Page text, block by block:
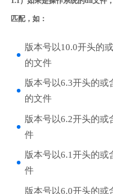
匹配，如：
版本号以10.0开头的
的文件
版本号以6.3开头的或
的文件
版本号以6.2开头的或
件
版本号以6.1开头的或
件
版本号以6.0开头的或